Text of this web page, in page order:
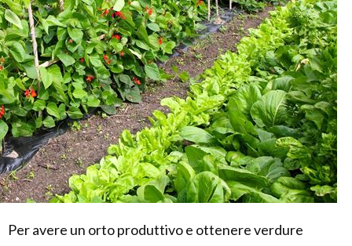
Per avere un orto produttivo e ottenere verdure